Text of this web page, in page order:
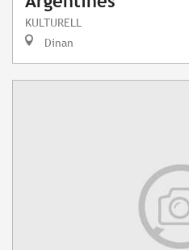
KULTURELL
Dinan